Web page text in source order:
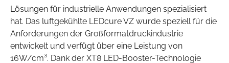
Lösungen für industrielle Anwendungen spezialisiert
hat. Das luftgekühlte LEDcure VZ wurde speziell für die
Anforderungen der Großformatdruckindustrie
entwickelt und verfügt über eine Leistung von
16W/cm³. Dank der XT8 LED-Booster-Technologie